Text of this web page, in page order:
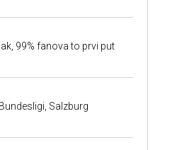
99% fanova to prvi put
Salzburg